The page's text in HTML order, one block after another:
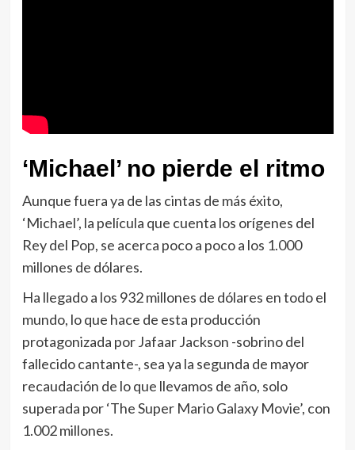
‘Michael’ no pierde el ritmo
Aunque fuera ya de las cintas de más éxito,
‘Michael’, la película que cuenta los orígenes del
Rey del Pop, se acerca poco a poco a los 1.000
millones de dólares.
Ha llegado a los 932 millones de dólares en todo el
mundo, lo que hace de esta producción
protagonizada por Jafaar Jackson -sobrino del
fallecido cantante-, sea ya la segunda de mayor
recaudación de lo que llevamos de año, solo
superada por ‘The Super Mario Galaxy Movie’, con
1.002 millones.